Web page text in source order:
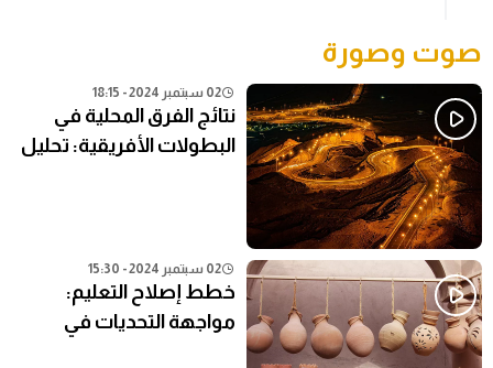
صوت وصورة
02 سبتمبر 2024 - 18:15
نتائج الفرق المحلية في
البطولات الأفريقية: تحليل
02 سبتمبر 2024 - 15:30
خطط إصلاح التعليم:
مواجهة التحديات في